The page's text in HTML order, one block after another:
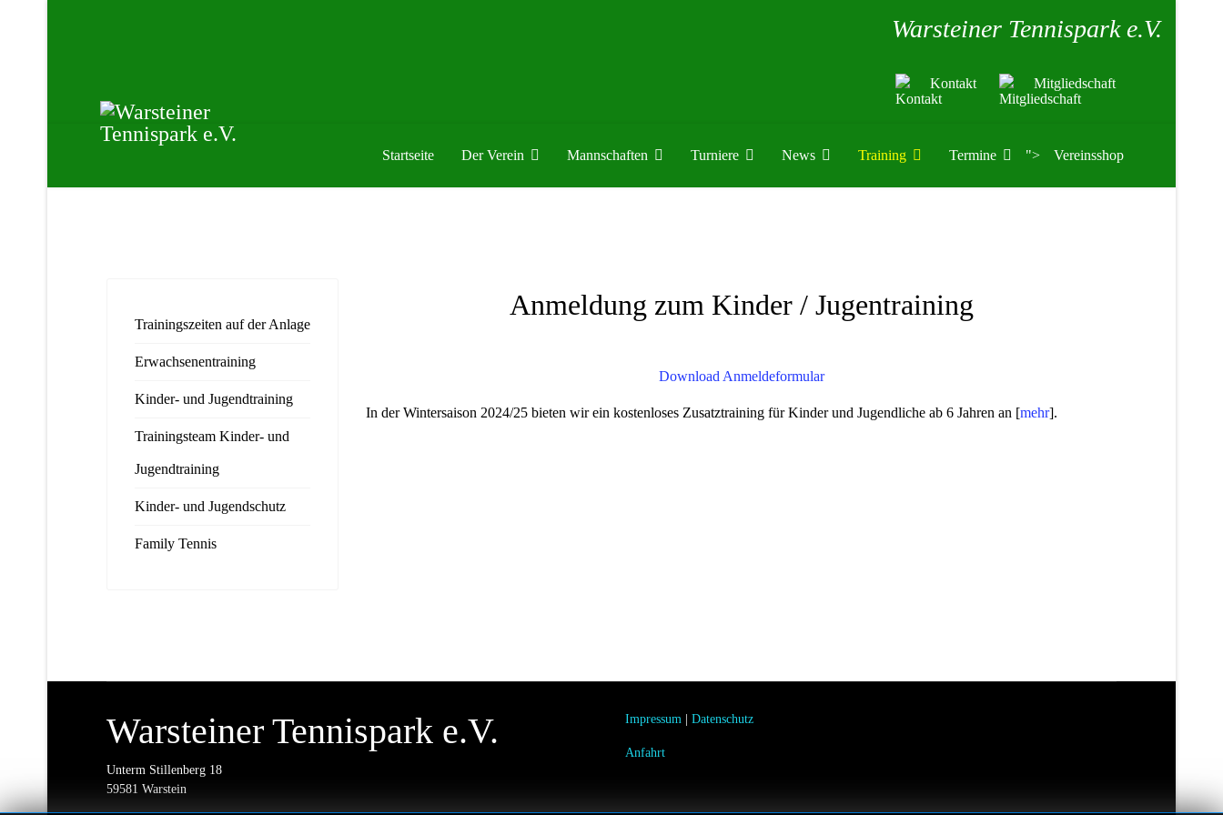
Warsteiner Tennispark e.V.
Kontakt Mitgliedschaft
Startseite Der Verein Mannschaften Turniere News Training Termine "> Vereinsshop
Trainingszeiten auf der Anlage
Erwachsenentraining
Kinder- und Jugendtraining
Trainingsteam Kinder- und
Jugendtraining
Kinder- und Jugendschutz
Family Tennis
Anmeldung zum Kinder / Jugentraining
Download Anmeldeformular
In der Wintersaison 2024/25 bieten wir ein kostenloses Zusatztraining für Kinder und Jugendliche ab 6 Jahren an [mehr].
Warsteiner Tennispark e.V.
Unterm Stillenberg 18
59581 Warstein
Impressum Datenschutz
Anfahrt